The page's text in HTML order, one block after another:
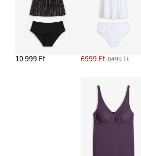
10 999 Ft 6999 Ft 8499 Ft